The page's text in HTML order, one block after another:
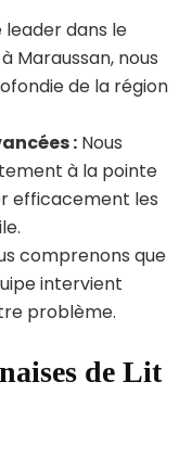
leader dans le
Maraussan, nous
de la région
: Nous
à la pointe
efficacement les
comprenons que
intervient
problème.
de Lit